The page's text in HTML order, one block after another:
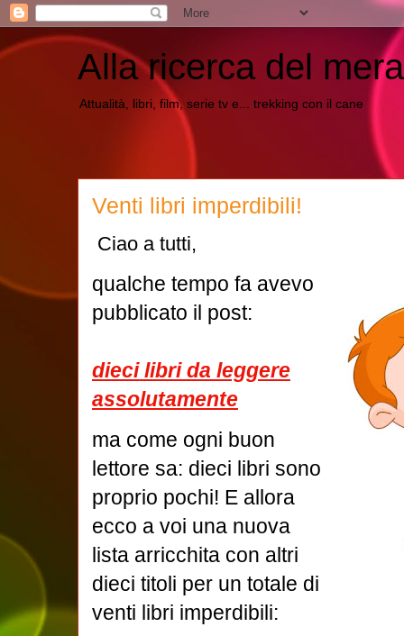
Alla ricerca del
Attualità, libri, film, serie tv e... trekking con il cane
Venti libri imperdibili!
Ciao a tutti,
qualche tempo fa avevo
pubblicato il post:
dieci libri da leggere
assolutamente
ma come ogni buon
lettore sa: dieci libri sono
proprio pochi! E allora
ecco a voi una nuova
lista arricchita con altri
dieci titoli per un totale di
venti libri imperdibili: